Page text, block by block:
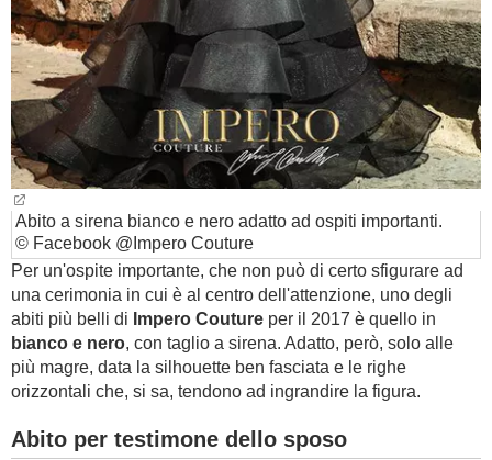
Abito a sirena bianco e nero adatto ad ospiti importanti.
© Facebook @Impero Couture
Per un'ospite importante, che non può di certo sfigurare ad
una cerimonia in cui è al centro dell'attenzione, uno degli
abiti più belli di Impero Couture per il 2017 è quello in
bianco e nero, con taglio a sirena. Adatto, però, solo alle
più magre, data la silhouette ben fasciata e le righe
orizzontali che, si sa, tendono ad ingrandire la figura.
Abito per testimone dello sposo